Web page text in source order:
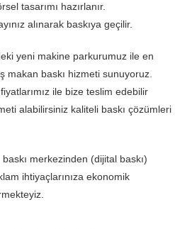
tasarımı hazırlanır.
alınarak baskıya geçilir.
yeni makine parkurumuz ile en
makan baskı hizmeti sunuyoruz.
ile bize teslim edebilir
alabilirsiniz kaliteli baskı çözümleri
baskı merkezinden (dijital baskı)
ihtiyaçlarınıza ekonomik